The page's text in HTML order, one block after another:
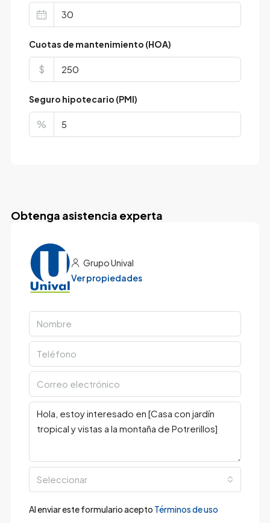
Cuotas de mantenimiento (HOA)
$
Seguro hipotecario (PMI)
%
Obtenga asistencia experta
Grupo Unival
Ver propiedades
Seleccionar
Al enviar este formulario acepto Términos de uso